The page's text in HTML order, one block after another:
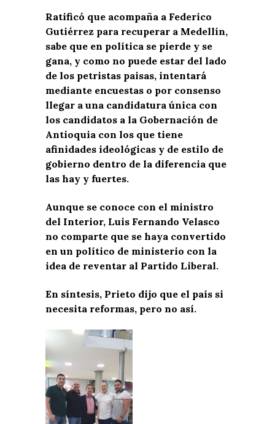
Ratificó que acompaña a Federico
Gutiérrez para recuperar a Medellín,
sabe que en política se pierde y se
gana, y como no puede estar del lado
de los petristas paisas, intentará
mediante encuestas o por consenso
llegar a una candidatura única con
los candidatos a la Gobernación de
Antioquia con los que tiene
afinidades ideológicas y de estilo de
gobierno dentro de la diferencia que
las hay y fuertes.
Aunque se conoce con el ministro
del Interior, Luis Fernando Velasco
no comparte que se haya convertido
en un político de ministerio con la
idea de reventar al Partido Liberal.
En síntesis, Prieto dijo que el país si
necesita reformas, pero no así.